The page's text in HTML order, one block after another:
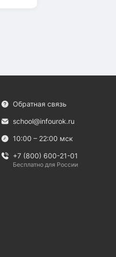
Обратная связь
school@infourok.ru
10:00 – 22:00 мск
+7 (800) 600-21-01
Бесплатно для России